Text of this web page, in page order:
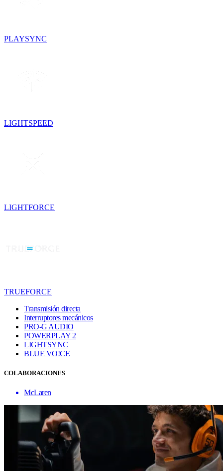
PLAYSYNC
LIGHTSPEED
LIGHTFORCE
TRUEFORCE
Transmisión directa
Interruptores mecánicos
PRO-G AUDIO
POWERPLAY 2
LIGHTSYNC
BLUE VO!CE
COLABORACIONES
McLaren